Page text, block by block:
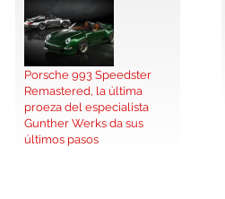
Porsche 993 Speedster
Remastered, la última
proeza del especialista
Gunther Werks da sus
últimos pasos